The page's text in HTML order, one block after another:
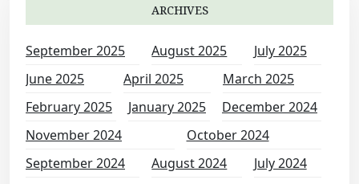
ARCHIVES
September 2025 August 2025
July 2025
June 2025
April 2025
March 2025
February 2025
January 2025
December 2024
November 2024
October 2024
September 2024
August 2024
July 2024